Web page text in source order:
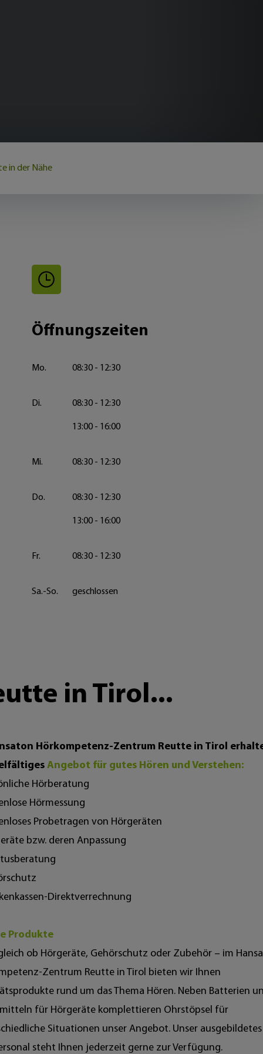
in der Nähe
Öffnungszeiten
Mo. 08:30 - 12:30
Di. 08:30 - 12:30
13:00 - 16:00
Mi. 08:30 - 12:30
Do. 08:30 - 12:30
13:00 - 16:00
Fr. 08:30 - 12:30
Sa.-So. geschlossen
in Tirol...
Hörkompetenz-Zentrum Reutte in Tirol
Angebot für gutes Hören und Verstehen:
Hörberatung
Hörmessung
Probetragen von Hörgeräten
bzw. deren Anpassung
Direktverrechnung
Produkte
ob Hörgeräte, Gehörschutz oder Zubehör – im
Zentrum Reutte in Tirol bieten wir Ihnen
rund um das Thema Hören. Neben Batterien
für Hörgeräte komplettieren Ohrstöpsel für
Situationen unser Angebot. Unser ausgebildetes
steht Ihnen jederzeit gerne zur Verfügung.